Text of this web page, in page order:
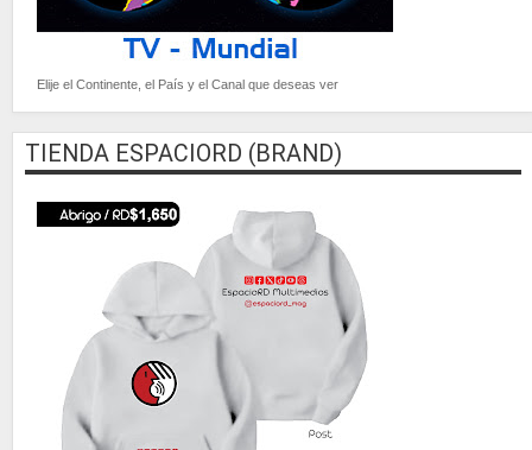
Elije el Continente, el País y el Canal que deseas ver
TIENDA ESPACIORD (BRAND)